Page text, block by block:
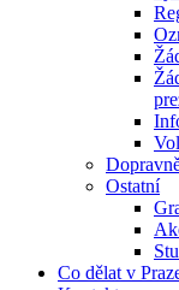
Ostatní
Co dělat v